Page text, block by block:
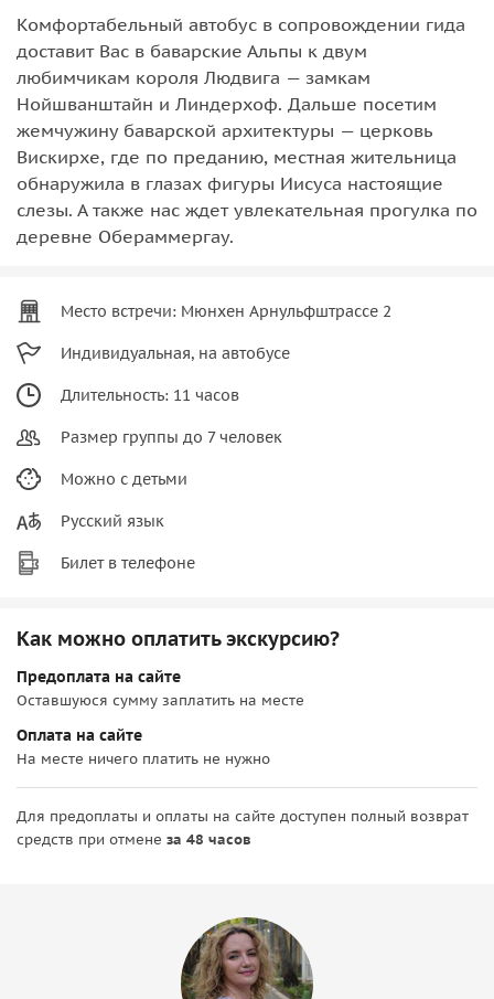
Комфортабельный автобус в сопровождении гида
доставит Вас в баварские Альпы к двум
любимчикам короля Людвига — замкам
Нойшванштайн и Линдерхоф. Дальше посетим
жемчужину баварской архитектуры — церковь
Вискирхе, где по преданию, местная жительница
обнаружила в глазах фигуры Иисуса настоящие
слезы. А также нас ждет увлекательная прогулка по
деревне Обераммергау.
Место встречи: Мюнхен Арнульфштрассе 2
Индивидуальная, на автобусе
Длительность: 11 часов
Размер группы до 7 человек
Можно с детьми
Русский язык
Билет в телефоне
Как можно оплатить экскурсию?
Предоплата на сайте
Оставшуюся сумму заплатить на месте
Оплата на сайте
На месте ничего платить не нужно
Для предоплаты и оплаты на сайте доступен полный возврат
средств при отмене за 48 часов